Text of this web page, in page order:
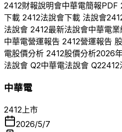
2412財報說明會中華電簡報PDF
下載 2412法說會下載 法說會
法說會 2412最新法說會中華電
中華電營運報告 2412營運報告
電股價分析 2412股價分析2026
法說會 Q2中華電法說會 Q22412
中華電
2412 上市
2026/5/7